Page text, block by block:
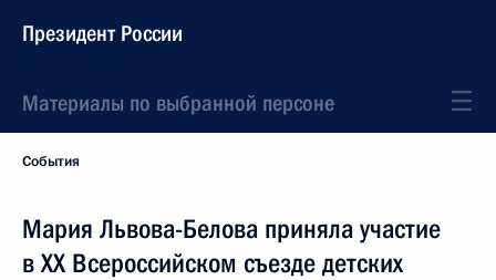
Президент России
Материалы по выбранной персоне
События
Мария Львова-Белова приняла участие
в XX Всероссийском съезде детских